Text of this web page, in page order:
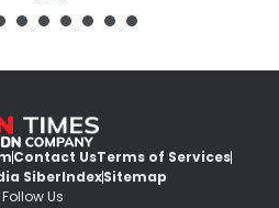
Contact UsTerms of Services
SiberIndexSitemap
Follow Us